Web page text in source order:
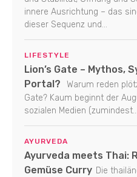
innere Ausrichtung – das
dieser Sequenz und...
LIFESTYLE
Lion’s Gate – Mythos,
Portal?
Warum reden
Gate? Kaum beginnt der
sozialen Medien (zumindest...
AYURVEDA
Ayurveda meets Thai:
Gemüse Curry Die